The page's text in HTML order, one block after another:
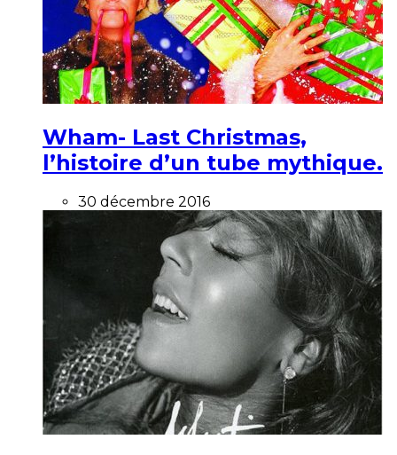
Wham- Last Christmas,
l’histoire d’un tube mythique.
30 décembre 2016